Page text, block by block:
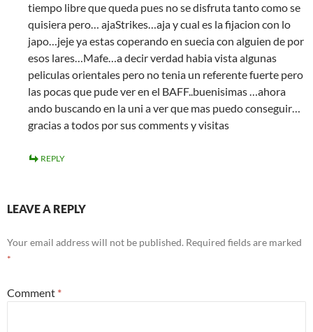
tiempo libre que queda pues no se disfruta tanto como se
quisiera pero… ajaStrikes…aja y cual es la fijacion con lo
japo…jeje ya estas coperando en suecia con alguien de por
esos lares…Mafe…a decir verdad habia vista algunas
peliculas orientales pero no tenia un referente fuerte pero
las pocas que pude ver en el BAFF..buenisimas …ahora
ando buscando en la uni a ver que mas puedo conseguir…
gracias a todos por sus comments y visitas
REPLY
LEAVE A REPLY
Your email address will not be published. Required fields are marked
*
Comment *